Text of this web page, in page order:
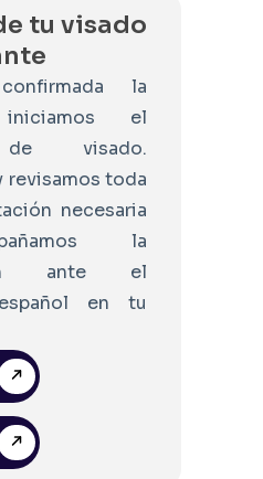
tu visado
la
iniciamos el
visado.
revisamos toda
necesaria
la
ante el
en tu